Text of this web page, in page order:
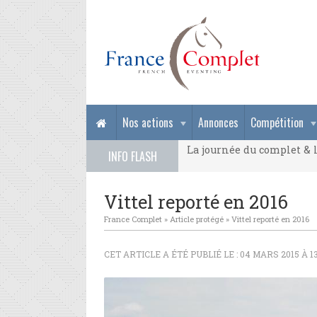
Nos actions Annonces Compétition
INFO FLASH
La journée du complet
La journée du complet
Vittel reporté en 2016
France Complet » Article protégé » Vittel reporté en 2016
CET ARTICLE A ÉTÉ PUBLIÉ LE : 04 MARS 2015 À